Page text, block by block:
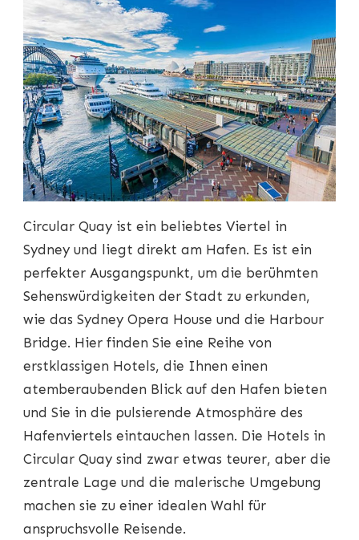
Circular Quay ist ein beliebtes Viertel in
Sydney und liegt direkt am Hafen. Es ist ein
perfekter Ausgangspunkt, um die berühmten
Sehenswürdigkeiten der Stadt zu erkunden,
wie das Sydney Opera House und die Harbour
Bridge. Hier finden Sie eine Reihe von
erstklassigen Hotels, die Ihnen einen
atemberaubenden Blick auf den Hafen bieten
und Sie in die pulsierende Atmosphäre des
Hafenviertels eintauchen lassen. Die Hotels in
Circular Quay sind zwar etwas teurer, aber die
zentrale Lage und die malerische Umgebung
machen sie zu einer idealen Wahl für
anspruchsvolle Reisende.